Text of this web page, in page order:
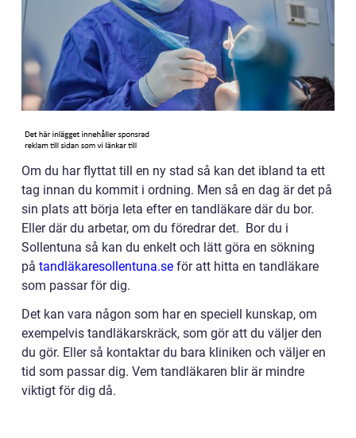
Om du har flyttat till en ny stad så kan det ibland ta ett
tag innan du kommit i ordning. Men så en dag är det på
sin plats att börja leta efter en tandläkare där du bor.
Eller där du arbetar, om du föredrar det. Bor du i
Sollentuna så kan du enkelt och lätt göra en sökning
på tandläkaresollentuna.se för att hitta en tandläkare
som passar för dig.
Det kan vara någon som har en speciell kunskap, om
exempelvis tandläkarskräck, som gör att du väljer den
du gör. Eller så kontaktar du bara kliniken och väljer en
tid som passar dig. Vem tandläkaren blir är mindre
viktigt för dig då.